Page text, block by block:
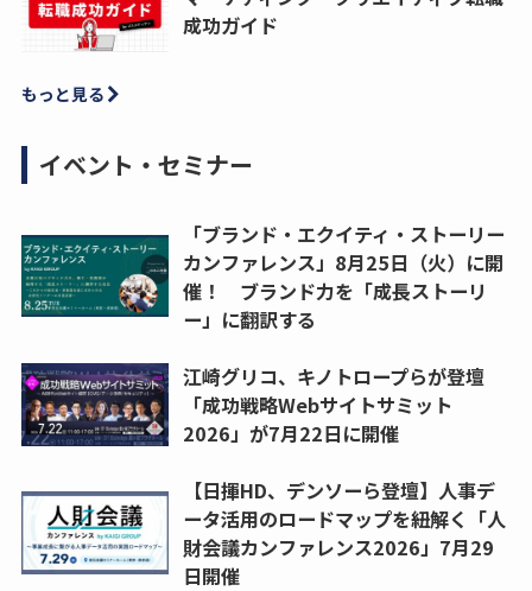
成功ガイド
もっと見る
イベント・セミナー
「ブランド・エクイティ・ストーリー
カンファレンス」8月25日（火）に開
催！ ブランド力を「成長ストーリ
ー」に翻訳する
江崎グリコ、キノトロープらが登壇
「成功戦略Webサイトサミット
2026」が7月22日に開催
【日揮HD、デンソーら登壇】人事デ
ータ活用のロードマップを紐解く「人
財会議カンファレンス2026」7月29
日開催